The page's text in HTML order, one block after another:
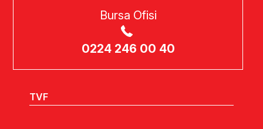
Bursa Ofisi
0224 246 00 40
TVF